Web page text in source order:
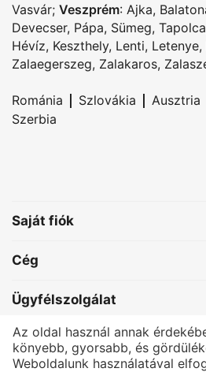
Vasvár; Veszprém: Ajka,
Devecser, Pápa, Sümeg, Tapolca
Hévíz, Keszthely, Lenti, Letenye,
Zalaegerszeg, Zalakaros,
Románia | Szlovákia | Ausztria
Szerbia
Saját fiók
Cég
Ügyfélszolgálat
Kapcsolat
Az oldal használ annak
könyebb, gyorsabb, és
Weboldalunk használatával